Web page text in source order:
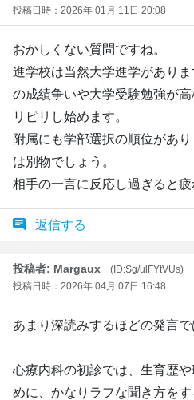
投稿日時：2026年 01月 11日 20:08
おかしくない質問ですね。
進学校は当然大学進学があり
の成績争いや大学受験勉強が
リピリし始めます。
附属にも学部選択の順位があ
は別物でしょう。
相手の一言に反応し過ぎると疲
返信する
投稿者: Margaux
(ID:Sg/ulFYtVUs)
投稿日時：2026年 04月 07日 16:48
あまり深読みするほどの発言で
心療内科の初診では、生育歴
めに、かなりラフな聞き方を